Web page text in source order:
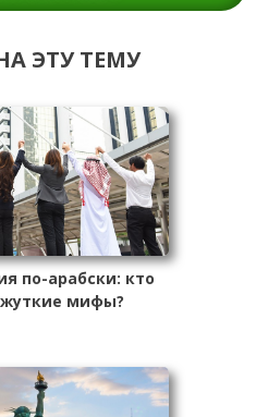
ЭТУ ТЕМУ
по-арабски: кто
мифы?